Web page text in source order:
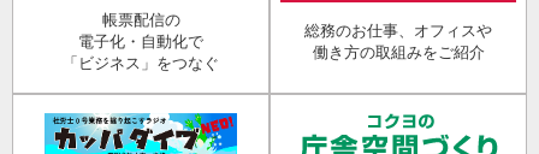
帳票配信の
電子化・自動化で
「ビジネス」をつなぐ
総務のお仕事、オフィスや
働き方の取組みをご紹介